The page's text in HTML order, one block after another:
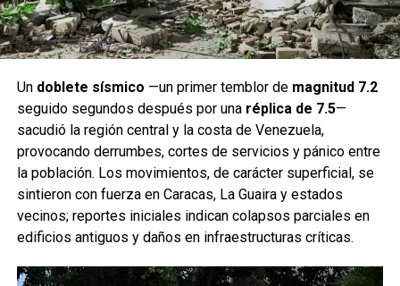
Un doblete sísmico —un primer temblor de magnitud 7.2
seguido segundos después por una réplica de 7.5—
sacudió la región central y la costa de Venezuela,
provocando derrumbes, cortes de servicios y pánico entre
la población. Los movimientos, de carácter superficial, se
sintieron con fuerza en Caracas, La Guaira y estados
vecinos; reportes iniciales indican colapsos parciales en
edificios antiguos y daños en infraestructuras críticas.